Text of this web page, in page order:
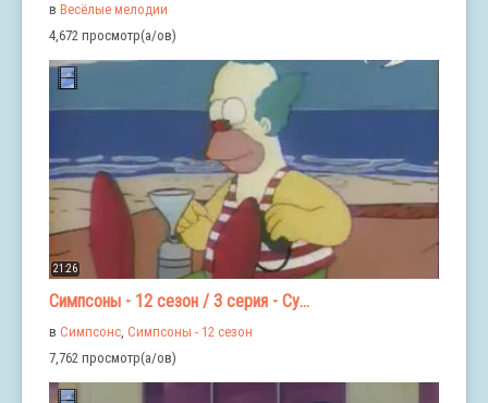
в Весёлые мелодии
4,672 просмотр(а/ов)
21:26
Симпсоны - 12 сезон / 3 серия - Су...
в Симпсонс Симпсоны - 12 сезон
7,762 просмотр(а/ов)